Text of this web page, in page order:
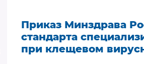
Приказ Минздрава
стандарта
при клещевом